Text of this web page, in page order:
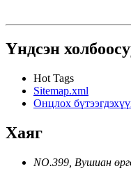
Үндсэн
Hot Tags
Sitemap.xml
Онцлох
Хаяг
NO.399, Вушиан